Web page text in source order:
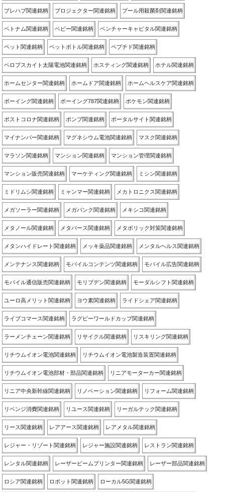
プレハブ関連銘柄 プロジェクター関連銘柄 プール用殺菌剤関連銘柄
ベトナム関連銘柄 ベビー関連銘柄 ベンチャーキャピタル関連銘柄
ペット関連銘柄 ペットボトル関連銘柄 ペプチド関連銘柄
ペロブスカイト太陽電池関連銘柄 ホスティング関連銘柄 ホテル関連銘柄
ホームセンター関連銘柄 ホームドア関連銘柄 ホームヘルスケア関連銘柄
ボーイング関連銘柄 ボーイング787関連銘柄 ポケモン関連銘柄
ポストコロナ関連銘柄 ポンプ関連銘柄 ポータルサイト関連銘柄
マイナンバー関連銘柄 マグネシウム電池関連銘柄 マスク関連銘柄
マラソン関連銘柄 マンション関連銘柄 マンション管理関連銘柄
マンション販売関連銘柄 マーケティング関連銘柄 ミシン関連銘柄
ミドリムシ関連銘柄 ミャンマー関連銘柄 メカトロニクス関連銘柄
メガソーラー関連銘柄 メガバンク関連銘柄 メキシコ関連銘柄
メタノール関連銘柄 メタバース関連銘柄 メタボリック対策関連銘柄
メタンハイドレート関連銘柄 メッキ薬品関連銘柄 メンタルヘルス関連銘柄
メンテナンス関連銘柄 モバイルコンテンツ関連銘柄 モバイル広告関連銘柄
モバイル通信販売関連銘柄 モリブデン関連銘柄 モーダルシフト関連銘柄
ユーロ高メリット関連銘柄 ヨウ素関連銘柄 ライドシェア関連銘柄
ライブコマース関連銘柄 ラグビーワールドカップ関連銘柄
ラーメンチェーン関連銘柄 リサイクル関連銘柄 リスキリング関連銘柄
リチウムイオン電池関連銘柄 リチウムイオン電池製造装置関連銘柄
リチウムイオン電池部材・部品関連銘柄 リニアモーターカー関連銘柄
リニア中央新幹線関連銘柄 リノベーション関連銘柄 リフォーム関連銘柄
リベンジ消費関連銘柄 リユース関連銘柄 リーガルテック関連銘柄
リース関連銘柄 レアアース関連銘柄 レアメタル関連銘柄
レジャー・リゾート関連銘柄 レジャー施設関連銘柄 レストラン関連銘柄
レンタル関連銘柄 レーザービームプリンター関連銘柄 レーザー部品関連銘柄
ロシア関連銘柄 ロボット関連銘柄 ローカル5G関連銘柄